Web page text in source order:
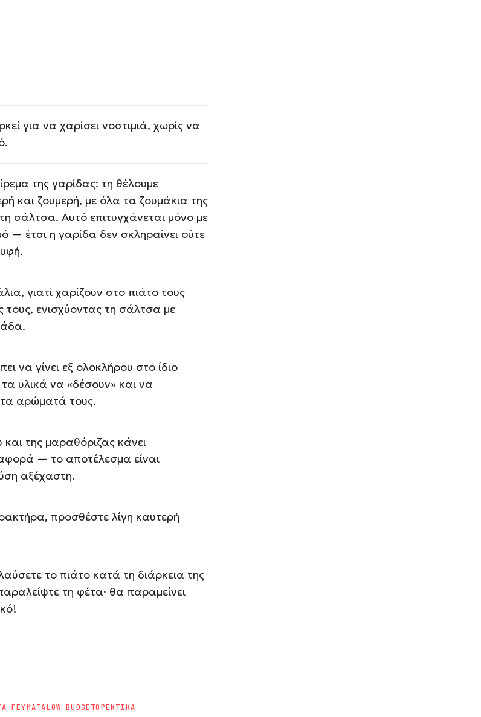
για να χαρίσει νοστιμιά, χωρίς να
της γαρίδας: τη θέλουμε
και ζουμερή, με όλα τα ζουμάκια της
σάλτσα. Αυτό επιτυγχάνεται μόνο με
— έτσι η γαρίδα δεν σκληραίνει ούτε
γιατί χαρίζουν στο πιάτο τους
τους, ενισχύοντας τη σάλτσα με
να γίνει εξ ολοκλήρου στο ίδιο
υλικά να «δέσουν» και να
αρώματά τους.
της μαραθόριζας κάνει
— το αποτέλεσμα είναι
αξέχαστη.
προσθέστε λίγη καυτερή
το πιάτο κατά τη διάρκεια της
τη φέτα· θα παραμείνει
ΓΕΥΜΑΤΑLOW BUDGETΟΡΕΚΤΙΚΑ